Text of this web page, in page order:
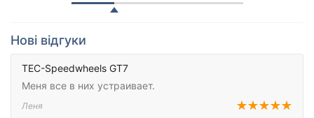
Нові відгуки
TEC-Speedwheels GT7
Меня все в них устраивает.
Леня